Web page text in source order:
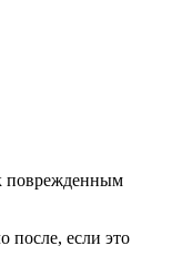
поврежденным
после, если это